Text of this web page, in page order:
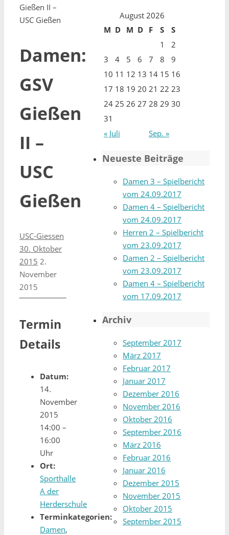
Gießen II –
USC Gießen
Damen:
GSV
Gießen
II –
USC
Gießen
USC-Giessen
30. Oktober
2015 2.
November
2015
Termin
Details
Datum:
14.
November
2015
14:00 –
16:00
Uhr
Ort:
Sporthalle
A der
Herderschule
Terminkategorien:
Damen,
August 2026
M D M D F S
S
1
2
3
4 5 6 7 8
9
10 11 12 13 14 15 16
17 18 19 20 21 22 23
24 25 26 27 28 29 30
31
« Juli
Sep. »
Neueste Beiträge
Damen 3 – Spielbericht
vom 24.09.2017
Damen 4 – Spielbericht
vom 24.09.2017
Herren 2 – Spielbericht
vom 23.09.2017
Damen 2 – Spielbericht
vom 23.09.2017
Damen 4 – Spielbericht
vom 17.09.2017
Archiv
September 2017
März 2017
Februar 2017
Januar 2017
Dezember 2016
November 2016
Oktober 2016
September 2016
März 2016
Februar 2016
Januar 2016
Dezember 2015
November 2015
Oktober 2015
September 2015